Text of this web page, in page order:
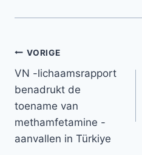
Bericht
navigatie
VORIGE
VN -lichaamsrapport
benadrukt de
toename van
methamfetamine -
aanvallen in Türkiye